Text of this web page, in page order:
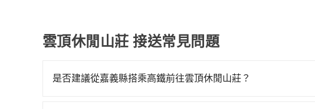
雲頂休閒山莊 接送常見問題
是否建議從嘉義縣搭乘高鐵前往雲頂休閒山莊？